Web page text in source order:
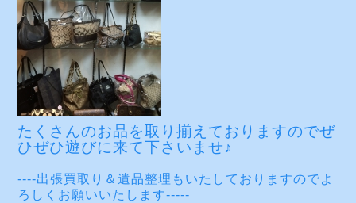
たくさんのお品を取り揃えておりますのでぜ
ひぜひ遊びに来て下さいませ♪
----出張買取り＆遺品整理もいたしておりますのでよ
ろしくお願いいたします-----